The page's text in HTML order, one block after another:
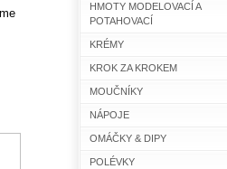
HMOTY MODELOVACÍ A
POTAHOVACÍ
KRÉMY
KROK ZA KROKEM
MOUČNÍKY
NÁPOJE
OMÁČKY & DIPY
POLÉVKY